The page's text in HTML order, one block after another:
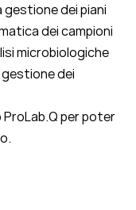
gestione dei piani
dei campioni
microbiologiche
dei
ProLab.Q per poter